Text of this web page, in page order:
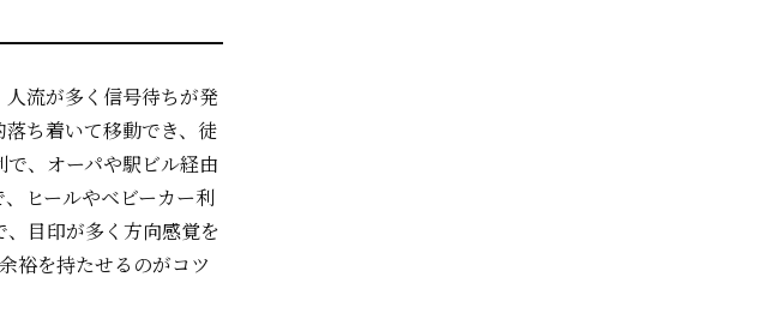
流が多く信号待ちが発
ち着いて移動でき、徒
で、オーパや駅ビル経由
ヒールやベビーカー利
、目印が多く方向感覚を
裕を持たせるのがコツ